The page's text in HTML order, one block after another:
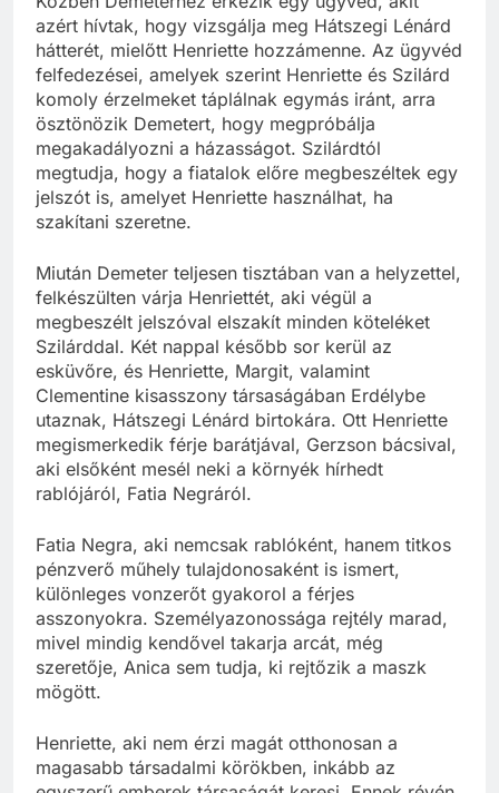
azért hívtak, hogy vizsgálja meg Hátszegi Lénárd
hátterét, mielőtt Henriette hozzámenne. Az ügyvéd
felfedezései, amelyek szerint Henriette és Szilárd
komoly érzelmeket táplálnak egymás iránt, arra
ösztönözik Demetert, hogy megpróbálja
megakadályozni a házasságot. Szilárdtól
megtudja, hogy a fiatalok előre megbeszéltek egy
jelszót is, amelyet Henriette használhat, ha
szakítani szeretne.
Miután Demeter teljesen tisztában van a helyzettel,
felkészülten várja Henriettét, aki végül a
megbeszélt jelszóval elszakít minden köteléket
Szilárddal. Két nappal később sor kerül az
esküvőre, és Henriette, Margit, valamint
Clementine kisasszony társaságában Erdélybe
utaznak, Hátszegi Lénárd birtokára. Ott Henriette
megismerkedik férje barátjával, Gerzson bácsival,
aki elsőként mesél neki a környék hírhedt
rablójáról, Fatia Negráról.
Fatia Negra, aki nemcsak rablóként, hanem titkos
pénzverő műhely tulajdonosaként is ismert,
különleges vonzerőt gyakorol a férjes
asszonyokra. Személyazonossága rejtély marad,
mivel mindig kendővel takarja arcát, még
szeretője, Anica sem tudja, ki rejtőzik a maszk
mögött.
Henriette, aki nem érzi magát otthonosan a
magasabb társadalmi körökben, inkább az